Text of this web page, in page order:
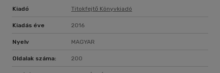
Kiadó Titokfejtő Könyvkiadó
Kiadás éve 2016
Nyelv MAGYAR
Oldalak száma: 200